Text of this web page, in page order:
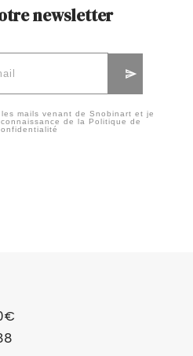
newsletter
mails venant de Snobinart et je
de la Politique de